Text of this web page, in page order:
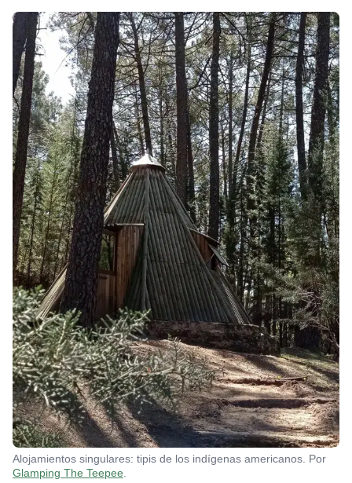
Alojamientos singulares: tipis de los indígenas americanos. Por
Glamping The Teepee